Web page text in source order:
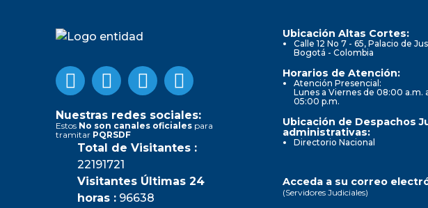
Nuestras redes sociales:
Estos No son canales oficiales para
tramitar PQRSDF
Total de Visitantes :
22191721
Visitantes Últimas 24
horas : 96638
Ubicación Altas Cortes:
Calle 12 No 7 - 65, Palacio de
Bogotá - Colombia
Horarios de Atención:
Atención Presencial:
Lunes a Viernes de 08:00 a.m.
05:00 p.m.
Ubicación de Despachos
administrativas:
Directorio Nacional
Acceda a su correo
(Servidores Judiciales)